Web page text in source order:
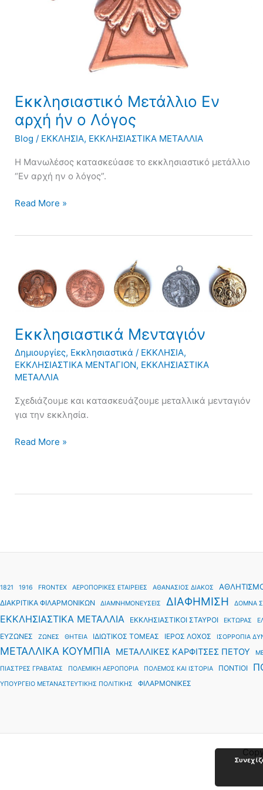
Εκκλησιαστικό Μετάλλιο Εν
αρχή ήν ο Λόγος
Blog / ΕΚΚΛΗΣΙΑ, ΕΚΚΛΗΣΙΑΣΤΙΚΑ ΜΕΤΑΛΛΙΑ
Η Μανωλέσος κατασκεύασε το εκκλησιαστικό μετάλλιο
“Εν αρχή ην ο λόγος”.
Read More »
Εκκλησιαστικά Μενταγιόν
Δημιουργίες, Εκκλησιαστικά / ΕΚΚΛΗΣΙΑ,
ΕΚΚΛΗΣΙΑΣΤΙΚΑ ΜΕΝΤΑΓΙΟΝ, ΕΚΚΛΗΣΙΑΣΤΙΚΑ
ΜΕΤΑΛΛΙΑ
Σχεδιάζουμε και κατασκευάζουμε μεταλλικά μενταγιόν
για την εκκλησία.
Μενταγιόν
Read More »
1821 1916 FRONTEX ΑΕΡΟΠΟΡΙΚΕΣ ΕΤΑΙΡΕΙΕΣ ΑΘΑΝΑΣΙΟΣ ΔΙΑΚΟΣ
ΔΙΑΚΡΙΤΙΚΑ ΦΙΛΑΡΜΟΝΙΚΩΝ ΔΙΑΜΝΗΜΟΝΕΥΣΕΙΣ ΔΙΑΦΗΜΙΣΗ ΔΟΜΝΑ
ΕΚΚΛΗΣΙΑΣΤΙΚΑ ΜΕΤΑΛΛΙΑ ΕΚΚΛΗΣΙΑΣΤΙΚΟΙ ΣΤΑΥΡΟΙ ΕΚΤΩΡΑΣ
ΕΥΖΩΝΕΣ
ΖΩΝΕΣ ΘΗΤΕΙΑ ΙΔΙΩΤΙΚΟΣ ΤΟΜΕΑΣ ΙΕΡΟΣ ΛΟΧΟΣ ΙΣΟΡΡΟΠΙΑ
ΜΕΤΑΛΛΙΚΑ ΚΟΥΜΠΙΑ ΜΕΤΑΛΛΙΚΕΣ ΚΑΡΦΙΤΣΕΣ ΠΕΤΟΥ
ΠΙΑΣΤΡΕΣ ΓΡΑΒΑΤΑΣ ΠΟΛΕΜΙΚΗ ΑΕΡΟΠΟΡΙΑ ΠΟΛΕΜΟΣ ΚΑΙ ΙΣΤΟΡΙΑ ΠΟΝΤΙΟΙ
ΥΠΟΥΡΓΕΙΟ ΜΕΤΑΝΑΣΤΕΥΤΙΚΗΣ ΠΟΛΙΤΙΚΗΣ ΦΙΛΑΡΜΟΝΙΚΕΣ